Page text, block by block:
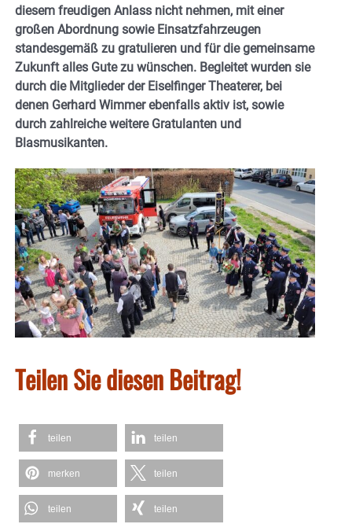
diesem freudigen Anlass nicht nehmen, mit einer
großen Abordnung sowie Einsatzfahrzeugen
standesgemäß zu gratulieren und für die gemeinsame
Zukunft alles Gute zu wünschen. Begleitet wurden sie
durch die Mitglieder der Eiselfinger Theaterer, bei
denen Gerhard Wimmer ebenfalls aktiv ist, sowie
durch zahlreiche weitere Gratulanten und
Blasmusikanten.
Teilen Sie diesen Beitrag!
teilen teilen
merken teilen
teilen teilen